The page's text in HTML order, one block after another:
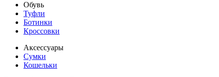
Обувь
Туфли
Ботинки
Кроссовки
Аксессуары
Сумки
Кошельки